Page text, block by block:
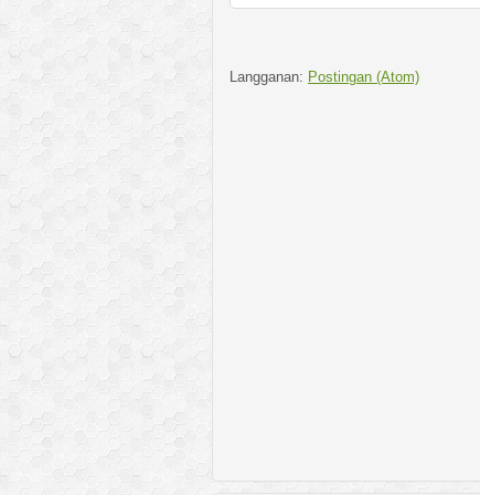
Langganan: Postingan (Atom)